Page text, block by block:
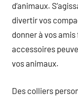
d’animaux.
divertir vos
donner à vos
accessoires
vos animaux.
Des colliers